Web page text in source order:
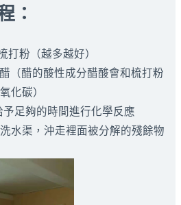
：
打粉（越多越好）
（醋的酸性成分醋酸會和梳打粉
化碳）
予足夠的時間進行化學反應
水渠，沖走裡面被分解的殘餘物